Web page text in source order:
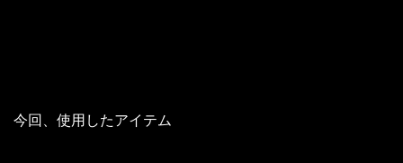
今回、使用したアイテム